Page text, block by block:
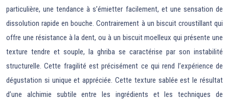
particulière, une tendance à s’émietter facilement, et une sensation de
dissolution rapide en bouche. Contrairement à un biscuit croustillant qui
offre une résistance à la dent, ou à un biscuit moelleux qui présente une
texture tendre et souple, la ghriba se caractérise par son instabilité
structurelle. Cette fragilité est précisément ce qui rend l’expérience de
dégustation si unique et appréciée. Cette texture sablée est le résultat
d’une alchimie subtile entre les ingrédients et les techniques de